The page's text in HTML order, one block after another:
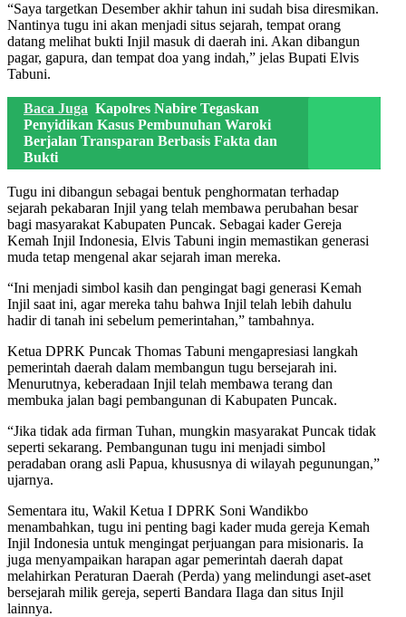
“Saya targetkan Desember akhir tahun ini sudah bisa diresmikan.
Nantinya tugu ini akan menjadi situs sejarah, tempat orang
datang melihat bukti Injil masuk di daerah ini. Akan dibangun
pagar, gapura, dan tempat doa yang indah,” jelas Bupati Elvis
Tabuni.
Baca Juga Kapolres Nabire Tegaskan
Penyidikan Kasus Pembunuhan Waroki
Berjalan Transparan Berbasis Fakta dan
Bukti
Tugu ini dibangun sebagai bentuk penghormatan terhadap
sejarah pekabaran Injil yang telah membawa perubahan besar
bagi masyarakat Kabupaten Puncak. Sebagai kader Gereja
Kemah Injil Indonesia, Elvis Tabuni ingin memastikan generasi
muda tetap mengenal akar sejarah iman mereka.
“Ini menjadi simbol kasih dan pengingat bagi generasi Kemah
Injil saat ini, agar mereka tahu bahwa Injil telah lebih dahulu
hadir di tanah ini sebelum pemerintahan,” tambahnya.
Ketua DPRK Puncak Thomas Tabuni mengapresiasi langkah
pemerintah daerah dalam membangun tugu bersejarah ini.
Menurutnya, keberadaan Injil telah membawa terang dan
membuka jalan bagi pembangunan di Kabupaten Puncak.
“Jika tidak ada firman Tuhan, mungkin masyarakat Puncak tidak
seperti sekarang. Pembangunan tugu ini menjadi simbol
peradaban orang asli Papua, khususnya di wilayah pegunungan,”
ujarnya.
Sementara itu, Wakil Ketua I DPRK Soni Wandikbo
menambahkan, tugu ini penting bagi kader muda gereja Kemah
Injil Indonesia untuk mengingat perjuangan para misionaris. Ia
juga menyampaikan harapan agar pemerintah daerah dapat
melahirkan Peraturan Daerah (Perda) yang melindungi aset-aset
bersejarah milik gereja, seperti Bandara Ilaga dan situs Injil
lainnya.